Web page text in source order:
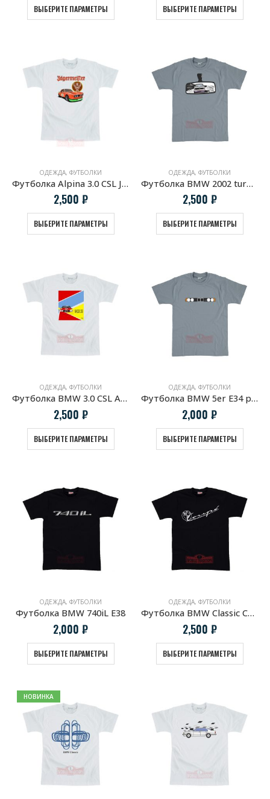
ВЫБЕРИТЕ ПАРАМЕТРЫ ВЫБЕРИТЕ ПАРАМЕТРЫ
ОДЕЖДА, ФУТБОЛКИ
Футболка Alpina 3.0 CSL Jagermeister белая
2,500 ₽
ВЫБЕРИТЕ ПАРАМЕТРЫ
ОДЕЖДА, ФУТБОЛКИ
Футболка BMW 2002 turbo в зеркале заднего вида
2,500 ₽
ВЫБЕРИТЕ ПАРАМЕТРЫ
ОДЕЖДА, ФУТБОЛКИ
Футболка BMW 3.0 CSL ART Cars
2,500 ₽
ВЫБЕРИТЕ ПАРАМЕТРЫ
ОДЕЖДА, ФУТБОЛКИ
Футболка BMW 5er E34 радиаторная решетка
2,000 ₽
ВЫБЕРИТЕ ПАРАМЕТРЫ
ОДЕЖДА, ФУТБОЛКИ
Футболка BMW 740iL E38
2,000 ₽
ВЫБЕРИТЕ ПАРАМЕТРЫ
ОДЕЖДА, ФУТБОЛКИ
Футболка BMW Classic Coupe
2,500 ₽
ВЫБЕРИТЕ ПАРАМЕТРЫ
НОВИНКА